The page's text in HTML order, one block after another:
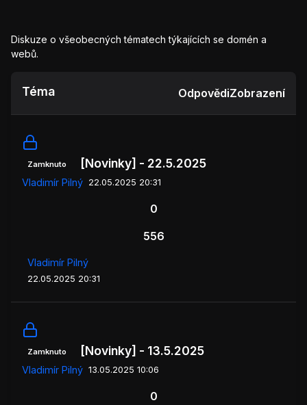
Diskuze o všeobecných tématech týkajících se domén a
webů.
Téma OdpovědiZobrazení
Zamknuto [Novinky] - 22.5.2025
Vladimír Pilný 22.05.2025 20:31
0
556
Vladimír Pilný
22.05.2025 20:31
Zamknuto [Novinky] - 13.5.2025
Vladimír Pilný 13.05.2025 10:06
0